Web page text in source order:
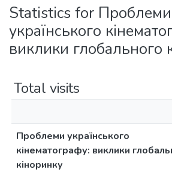
Collections
All of DSpace
Statistics for Проблеми
українського
виклики глобального
Total visits
Проблеми українського
кінематографу: виклики
кіноринку